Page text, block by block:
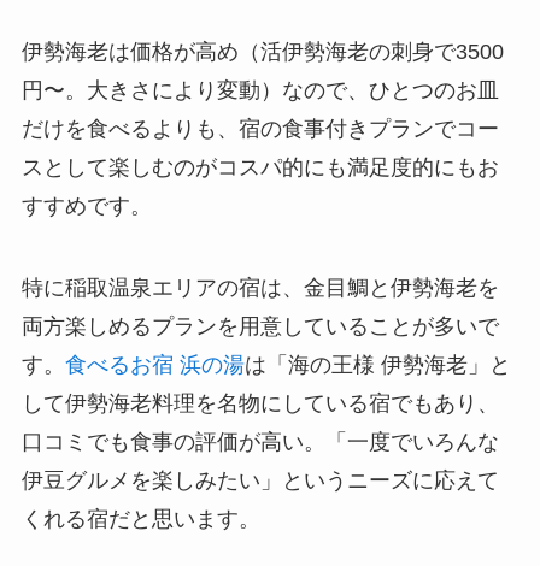
伊勢海老は価格が高め（活伊勢海老の刺身で3500
円〜。大きさにより変動）なので、ひとつのお皿
だけを食べるよりも、宿の食事付きプランでコー
スとして楽しむのがコスパ的にも満足度的にもお
すすめです。
特に稲取温泉エリアの宿は、金目鯛と伊勢海老を
両方楽しめるプランを用意していることが多いで
す。 食べるお宿 浜の湯は「海の王様 伊勢海老」と
して伊勢海老料理を名物にしている宿でもあり、
口コミでも食事の評価が高い。「一度でいろんな
伊豆グルメを楽しみたい」というニーズに応えて
くれる宿だと思います。